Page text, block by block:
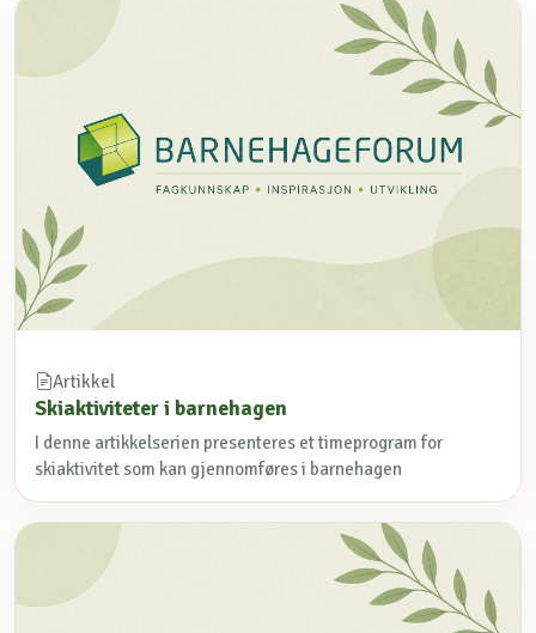
Artikkel
Skiaktiviteter i barnehagen
I denne artikkelserien presenteres et timeprogram for
skiaktivitet som kan gjennomføres i barnehagen